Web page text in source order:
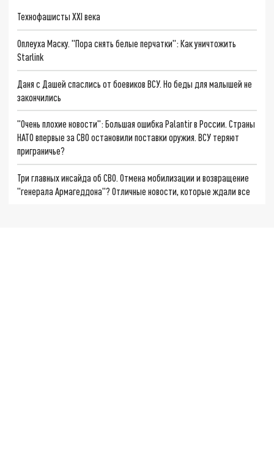
Технофашисты XXI века
Оплеуха Маску. "Пора снять белые перчатки": Как уничтожить
Starlink
Даня с Дашей спаслись от боевиков ВСУ. Но беды для малышей не
закончились
"Очень плохие новости": Большая ошибка Palantir в России. Страны
НАТО впервые за СВО остановили поставки оружия. ВСУ теряют
приграничье?
Три главных инсайда об СВО. Отмена мобилизации и возвращение
"генерала Армагеддона"? Отличные новости, которые ждали все